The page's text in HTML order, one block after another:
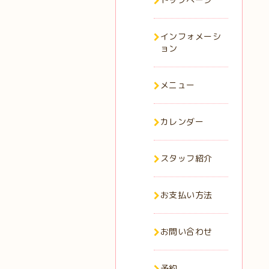
インフォメーシ
ョン
メニュー
カレンダー
スタッフ紹介
お支払い方法
お問い合わせ